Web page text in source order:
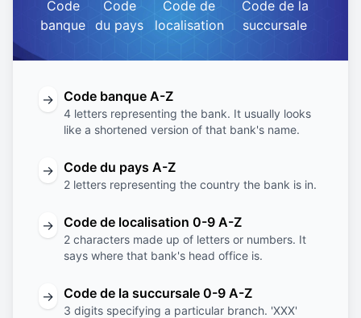
Code
banque
Code
du pays
Code de
localisation
Code de la
succursale
→ Code banque A-Z
4 letters representing the bank. It usually looks
like a shortened version of that bank's name.
→ Code du pays A-Z
2 letters representing the country the bank is in.
→ Code de localisation 0-9 A-Z
2 characters made up of letters or numbers. It
says where that bank's head office is.
→ Code de la succursale 0-9 A-Z
3 digits specifying a particular branch. 'XXX'